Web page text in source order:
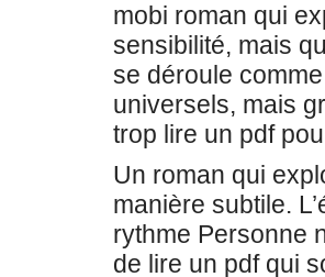
mobi roman qui
sensibilité, mais
se déroule
universels, mais
trop lire un pdf
Un roman qui
manière subtile.
rythme Personne
de lire un pdf qui